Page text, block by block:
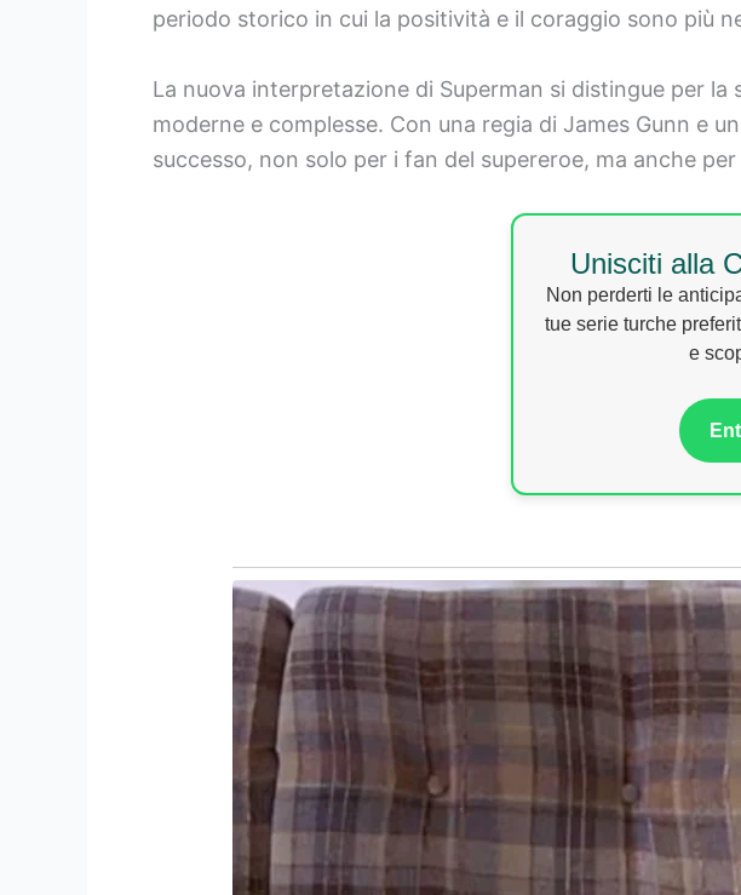
periodo storico in cui la positività e il coraggio sono più
La nuova interpretazione di Superman si distingue per
moderne e complesse. Con una regia di James Gunn e
successo, non solo per i fan del supereroe, ma anche
Unisciti alla
Non perderti le
tue serie turche
e